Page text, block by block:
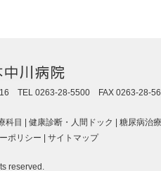
16 TEL 0263-28-5500 FAX 0263-28-
科目 | 健康診断・人間ドック | 糖尿病治
ポリシー | サイトマップ
reserved.